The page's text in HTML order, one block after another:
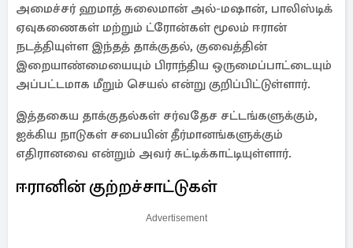
அமைச்சர் ஹமாத் சுலைமான் அல்-மஷான், பாலிஸ்டிக்
ஏவுகணைகள் மற்றும் ட்ரோன்கள் மூலம் ஈரான்
நடத்தியுள்ள இந்தத் தாக்குதல், குவைத்தின்
இறையாண்மையையும் பிராந்திய ஒருமைப்பாட்டையும்
அப்பட்டமாக மீறும் செயல் என்று குறிப்பிட்டுள்ளார்.
இத்தகைய தாக்குதல்கள் சர்வதேச சட்டங்களுக்கும்,
ஐக்கிய நாடுகள் சபையின் தீர்மானங்களுக்கும்
எதிரானவை என்றும் அவர் சுட்டிக்காட்டியுள்ளார்.
ஈரானின் குற்றச்சாட்டுகள்
Advertisement